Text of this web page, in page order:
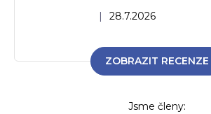
Hodnocení obchodu je 5 z 5 hvězdiček.
| 28.7.2026
ZOBRAZIT RECENZE
Jsme členy: